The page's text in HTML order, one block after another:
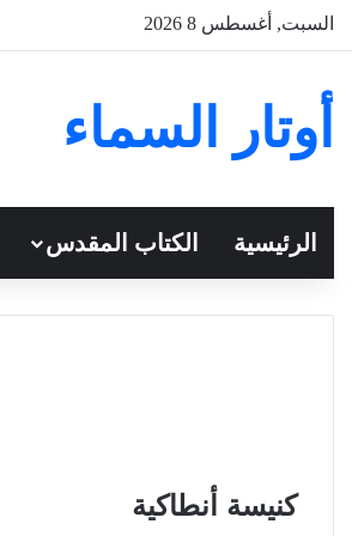
السبت, أغسطس 8 2026
أوتار السماء
الرئيسية الكتاب المقدس
كنيسة أنطاكية